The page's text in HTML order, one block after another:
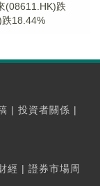
(08611.HK)跌
18.44%
| 投資者關係 |
經 | 證券市場周